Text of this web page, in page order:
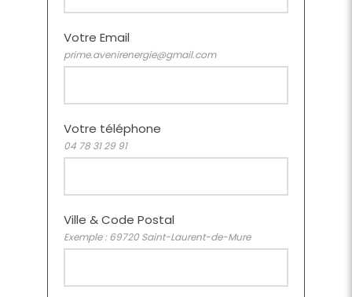
Votre Email
prime.avenirenergie@gmail.com
Votre téléphone
04 78 31 29 91
Ville & Code Postal
Exemple : 69720 Saint-Laurent-de-Mure